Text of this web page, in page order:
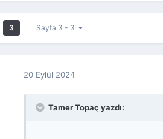
3 Sayfa 3 - 3
20 Eylül 2024
Tamer Topaç yazdı: